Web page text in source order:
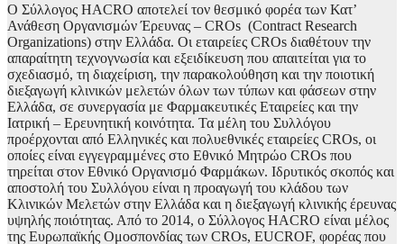
Ο Σύλλογος HACRO αποτελεί τον θεσμικό φορέα των Κατ’
Ανάθεση Οργανισμών Έρευνας – CROs (Contract Research
Organizations) στην Ελλάδα. Οι εταιρείες CROs διαθέτουν την
απαραίτητη τεχνογνωσία και εξειδίκευση που απαιτείται για το
σχεδιασμό, τη διαχείριση, την παρακολούθηση και την ποιοτική
διεξαγωγή κλινικών μελετών όλων των τύπων και φάσεων στην
Ελλάδα, σε συνεργασία με Φαρμακευτικές Εταιρείες και την
Ιατρική – Ερευνητική κοινότητα. Τα μέλη του Συλλόγου
προέρχονται από Ελληνικές και πολυεθνικές εταιρείες CROs, οι
οποίες είναι εγγεγραμμένες στο Εθνικό Μητρώο CROs που
τηρείται στον Εθνικό Οργανισμό Φαρμάκων. Ιδρυτικός σκοπός και
αποστολή του Συλλόγου είναι η προαγωγή του κλάδου των
Κλινικών Μελετών στην Ελλάδα και η διεξαγωγή κλινικής έρευνας
υψηλής ποιότητας. Από το 2014, ο Σύλλογος HACRO είναι μέλος
της Ευρωπαϊκής Ομοσπονδίας των CROs, EUCROF, φορέας που